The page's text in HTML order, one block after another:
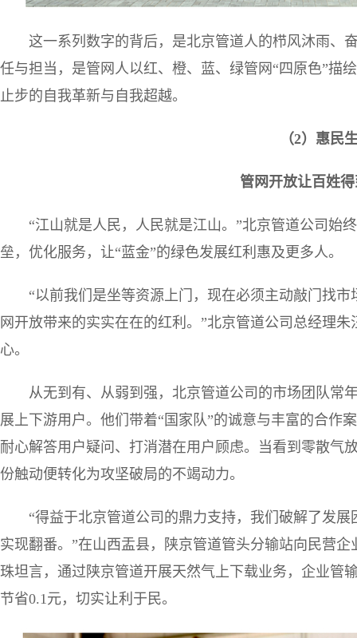
这一系列数字的背后，是北京管道人的栉风沐雨、
任与担当，是管网人以红、橙、蓝、绿管网“四原色”描
止步的自我革新与自我超越。
（2）惠民
管网开放让百姓
“江山就是人民，人民就是江山。”北京管道公司始
垒，优化服务，让“蓝金”的绿色发展红利惠及更多人。
“以前我们是坐等资源上门，现在必须主动敲门找
网开放带来的实实在在的红利。”北京管道公司总经理
心。
从无到有、从弱到强，北京管道公司的市场团队常
展上下游用户。他们带着“国家队”的诚意与丰富的合作
耐心解答用户疑问、打消潜在用户顾虑。当看到零散气
份触动便转化为攻坚破局的不竭动力。
“得益于北京管道公司的鼎力支持，我们破解了发
实现翻番。”在山西盂县，陕京管道管头分输站向民营
珠坦言，通过陕京管道开展天然气上下载业务，企业管
节省0.1元，切实让利于民。